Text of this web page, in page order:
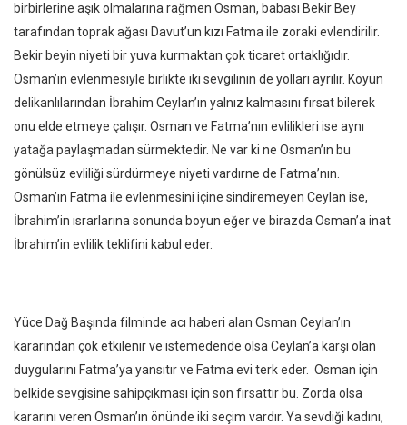
birbirlerine aşık olmalarına rağmen Osman, babası Bekir Bey
tarafından toprak ağası Davut’un kızı Fatma ile zoraki evlendirilir.
Bekir beyin niyeti bir yuva kurmaktan çok ticaret ortaklığıdır.
Osman’ın evlenmesiyle birlikte iki sevgilinin de yolları ayrılır. Köyün
delikanlılarından İbrahim Ceylan’ın yalnız kalmasını fırsat bilerek
onu elde etmeye çalışır. Osman ve Fatma’nın evlilikleri ise aynı
yatağa paylaşmadan sürmektedir. Ne var ki ne Osman’ın bu
gönülsüz evliliği sürdürmeye niyeti vardırne de Fatma’nın.
Osman’ın Fatma ile evlenmesini içine sindiremeyen Ceylan ise,
İbrahim’in ısrarlarına sonunda boyun eğer ve birazda Osman’a inat
İbrahim’in evlilik teklifini kabul eder.
Yüce Dağ Başında filminde acı haberi alan Osman Ceylan’ın
kararından çok etkilenir ve istemedende olsa Ceylan’a karşı olan
duygularını Fatma’ya yansıtır ve Fatma evi terk eder. Osman için
belkide sevgisine sahipçıkması için son fırsattır bu. Zorda olsa
kararını veren Osman’ın önünde iki seçim vardır. Ya sevdiği kadını,